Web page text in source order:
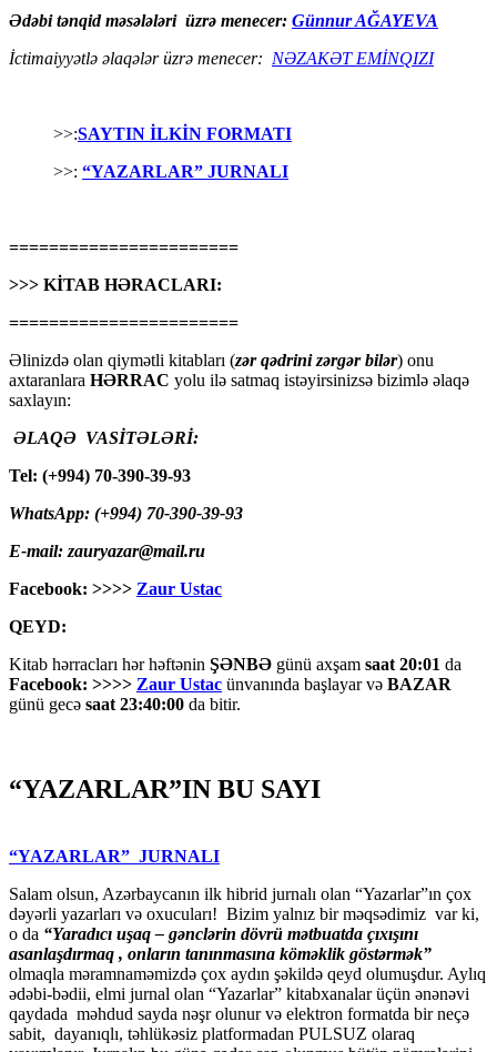
Ədəbi tənqid məsələləri üzrə menecer: Günnur AĞAYEVA
İctimaiyyətlə əlaqələr üzrə menecer: NƏZAKƏT EMİNQIZI
>>:SAYTIN İLKİN FORMATI
>>: “YAZARLAR” JURNALI
=======================
>>> KİTAB HƏRACLARI:
=======================
Əlinizdə olan qiymətli kitabları (zər qədrini zərgər bilər) onu
axtaranlara HƏRRAC yolu ilə satmaq istəyirsinizsə bizimlə əlaqə
saxlayın:
ƏLAQƏ VASİTƏLƏRİ:
Tel: (+994) 70-390-39-93
WhatsApp: (+994) 70-390-39-93
E-mail: zauryazar@mail.ru
Facebook: >>>> Zaur Ustac
QEYD:
Kitab hərracları hər həftənin ŞƏNBƏ günü axşam saat 20:01 da
Facebook: >>>> Zaur Ustac ünvanında başlayar və BAZAR
günü gecə saat 23:40:00 da bitir.
“YAZARLAR”IN BU SAYI
“YAZARLAR” JURNALI
Salam olsun, Azərbaycanın ilk hibrid jurnalı olan “Yazarlar”ın çox
dəyərli yazarları və oxucuları! Bizim yalnız bir məqsədimiz var ki,
o da “Yaradıcı uşaq – gәnclәrin dövrü mәtbuatda çıxışını
asanlaşdırmaq , onların tanınmasına kömәklik göstәrmәk”
olmaqla məramnaməmizdə çox aydın şəkildə qeyd olumuşdur. Aylıq
ədəbi-bədii, elmi jurnal olan “Yazarlar” kitabxanalar üçün ənənəvi
qaydada məhdud sayda nəşr olunur və elektron formatda bir neçə
sabit, dayanıqlı, təhlükəsiz platformadan PULSUZ olaraq